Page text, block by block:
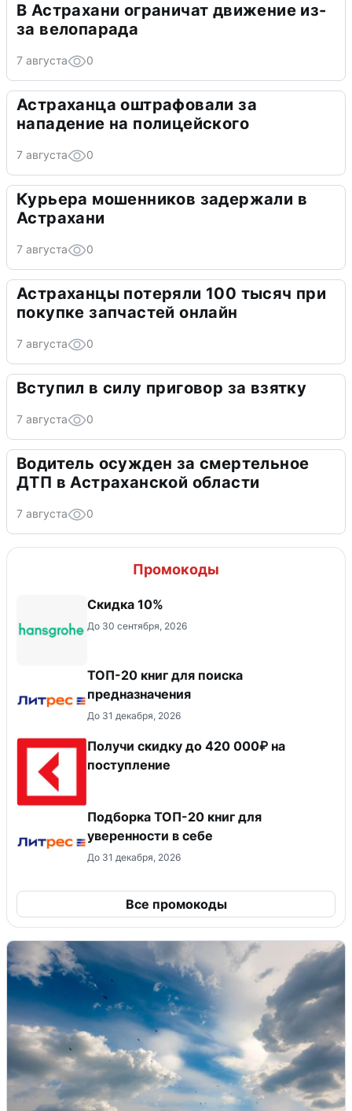
В Астрахани ограничат движение из-
за велопарада
7 августа 0
Астраханца оштрафовали за
нападение на полицейского
7 августа 0
Курьера мошенников задержали в
Астрахани
7 августа 0
Астраханцы потеряли 100 тысяч при
покупке запчастей онлайн
7 августа 0
Вступил в силу приговор за взятку
7 августа 0
Водитель осужден за смертельное
ДТП в Астраханской области
7 августа 0
Промокоды
Скидка 10%
До 30 сентября, 2026
ТОП-20 книг для поиска
предназначения
До 31 декабря, 2026
Получи скидку до 420 000₽ на
поступление
Подборка ТОП-20 книг для
уверенности в себе
До 31 декабря, 2026
Все промокоды